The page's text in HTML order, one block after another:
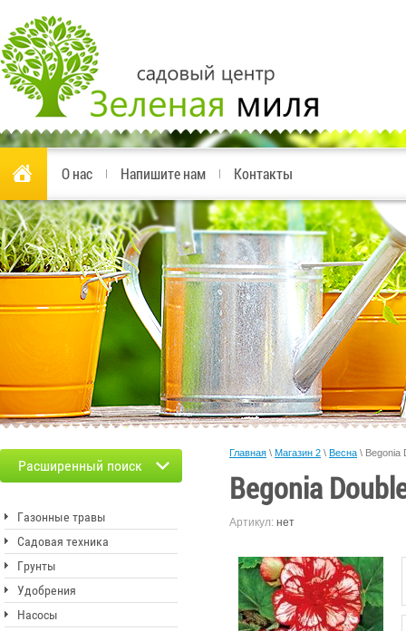
О нас Напишите нам Контакты
Расширенный поиск
Газонные травы
Садовая техника
Грунты
Удобрения
Насосы
Главная \ Магазин 2 \ Весна \ Begonia
Begonia
Артикул: нет